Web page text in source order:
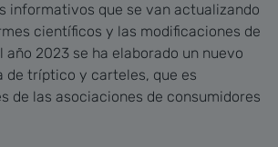
informativos que se van actualizando
científicos y las modificaciones de
año 2023 se ha elaborado un nuevo
de tríptico y carteles, que es
de las asociaciones de consumidores